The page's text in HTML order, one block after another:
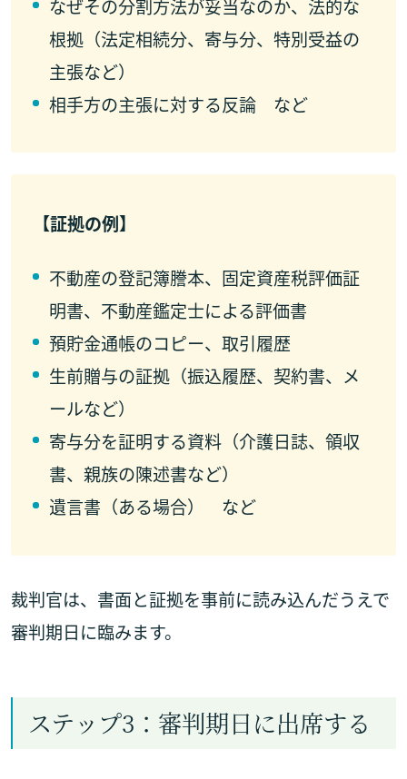
なぜその分割方法が妥当なのか、法的な
根拠（法定相続分、寄与分、特別受益の
主張など）
相手方の主張に対する反論 など
【証拠の例】
不動産の登記簿謄本、固定資産税評価証
明書、不動産鑑定士による評価書
預貯金通帳のコピー、取引履歴
生前贈与の証拠（振込履歴、契約書、メ
ールなど）
寄与分を証明する資料（介護日誌、領収
書、親族の陳述書など）
遺言書（ある場合） など
裁判官は、書面と証拠を事前に読み込んだうえで
審判期日に臨みます。
ステップ3：審判期日に出席する